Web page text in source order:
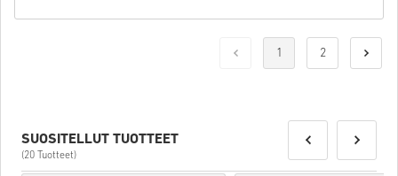
1 2
SUOSITELLUT TUOTTEET
(20 Tuotteet)